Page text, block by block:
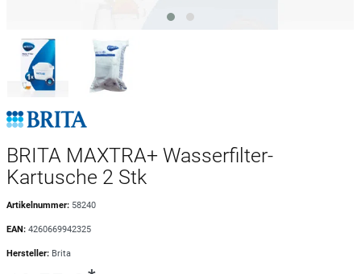
BRITA MAXTRA+ Wasserfilter-
Kartusche 2 Stk
Artikelnummer: 58240
EAN: 4260669942325
Hersteller: Brita